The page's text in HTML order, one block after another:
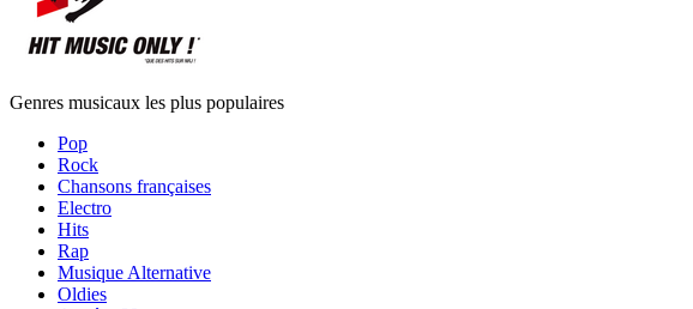
Genres musicaux les plus populaires
Pop
Rock
Chansons françaises
Electro
Hits
Rap
Musique Alternative
Oldies